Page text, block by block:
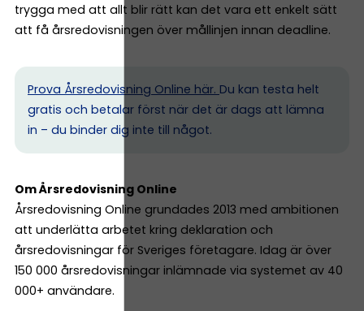
trygga med att allt blir rätt kan det vara ett enkelt sätt
att få årsredovisningen över mållinjen innan deadline.
Prova Årsredovisning Online här. Du kan testa helt
gratis och betalar först när det är dags att lämna
in – du binder dig inte till något.
Om Årsredovisning Online
Årsredovisning Online grundades 2013 med ambitionen
att underlätta arbetet kring deklaration och
årsredovisningar för Sveriges företagare. Idag är över
150 000 årsredovisningar inlämnade via systemet av 40
000+ användare.